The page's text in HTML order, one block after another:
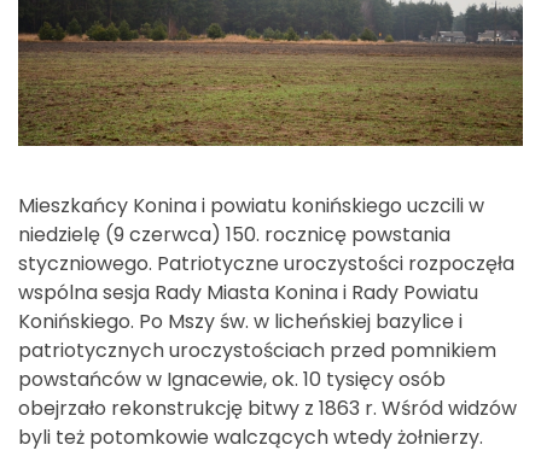
Mieszkańcy Konina i powiatu konińskiego uczcili w
niedzielę (9 czerwca) 150. rocznicę powstania
styczniowego. Patriotyczne uroczystości rozpoczęła
wspólna sesja Rady Miasta Konina i Rady Powiatu
Konińskiego. Po Mszy św. w licheńskiej bazylice i
patriotycznych uroczystościach przed pomnikiem
powstańców w Ignacewie, ok. 10 tysięcy osób
obejrzało rekonstrukcję bitwy z 1863 r. Wśród widzów
byli też potomkowie walczących wtedy żołnierzy.